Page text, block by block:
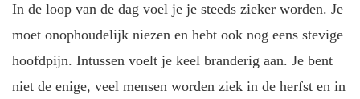
In de loop van de dag voel je je steeds zieker worden. Je
moet onophoudelijk niezen en hebt ook nog eens stevige
hoofdpijn. Intussen voelt je keel branderig aan. Je bent
niet de enige, veel mensen worden ziek in de herfst en in